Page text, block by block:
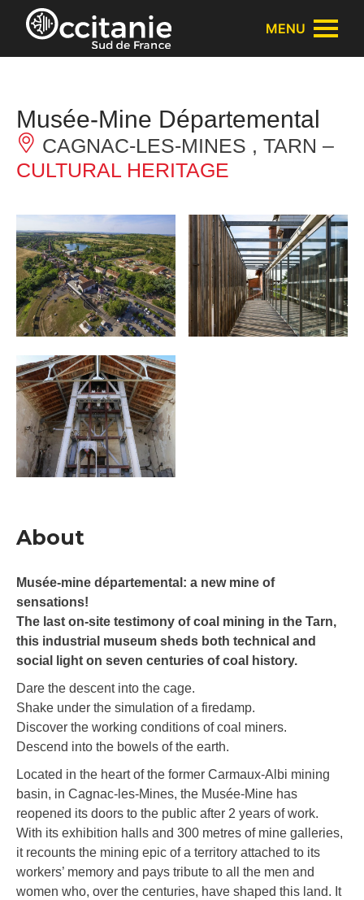
Cookies management panel
MENU
Musée-Mine Départemental
CAGNAC-LES-MINES , TARN –
CULTURAL HERITAGE
About
Musée-mine départemental: a new mine of
sensations!
The last on-site testimony of coal mining in the Tarn,
this industrial museum sheds both technical and
social light on seven centuries of coal history.
Dare the descent into the cage.
Shake under the simulation of a firedamp.
Discover the working conditions of coal miners.
Descend into the bowels of the earth.
Located in the heart of the former Carmaux-Albi mining
basin, in Cagnac-les-Mines, the Musée-Mine has
reopened its doors to the public after 2 years of work.
With its exhibition halls and 300 metres of mine galleries,
it recounts the mining epic of a territory attached to its
workers’ memory and pays tribute to all the men and
women who, over the centuries, have shaped this land. It